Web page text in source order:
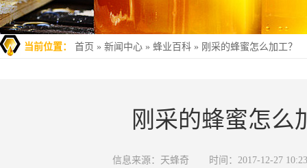
当前位置： 首页 » 新闻中心 » 蜂业百科 » 刚采的蜂蜜怎么加工？
刚采的蜂蜜怎么
信息来源：天蜂奇 时间：2017-12-27